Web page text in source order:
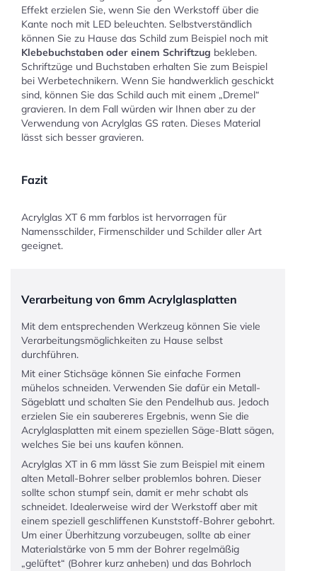
Effekt erzielen Sie, wenn Sie den Werkstoff über die
Kante noch mit LED beleuchten. Selbstverständlich
können Sie zu Hause das Schild zum Beispiel noch mit
Klebebuchstaben oder einem Schriftzug bekleben.
Schriftzüge und Buchstaben erhalten Sie zum Beispiel
bei Werbetechnikern. Wenn Sie handwerklich geschickt
sind, können Sie das Schild auch mit einem „Dremel“
gravieren. In dem Fall würden wir Ihnen aber zu der
Verwendung von Acrylglas GS raten. Dieses Material
lässt sich besser gravieren.
Fazit
Acrylglas XT 6 mm farblos ist hervorragen für
Namensschilder, Firmenschilder und Schilder aller Art
geeignet.
Verarbeitung von 6mm Acrylglasplatten
Mit dem entsprechenden Werkzeug können Sie viele
Verarbeitungsmöglichkeiten zu Hause selbst
durchführen.
Mit einer Stichsäge können Sie einfache Formen
mühelos schneiden. Verwenden Sie dafür ein Metall-
Sägeblatt und schalten Sie den Pendelhub aus. Jedoch
erzielen Sie ein saubereres Ergebnis, wenn Sie die
Acrylglasplatten mit einem speziellen Säge-Blatt sägen,
welches Sie bei uns kaufen können.
Acrylglas XT in 6 mm lässt Sie zum Beispiel mit einem
alten Metall-Bohrer selber problemlos bohren. Dieser
sollte schon stumpf sein, damit er mehr schabt als
schneidet. Idealerweise wird der Werkstoff aber mit
einem speziell geschliffenen Kunststoff-Bohrer gebohrt.
Um einer Überhitzung vorzubeugen, sollte ab einer
Materialstärke von 5 mm der Bohrer regelmäßig
„gelüftet“ (Bohrer kurz anheben) und das Bohrloch